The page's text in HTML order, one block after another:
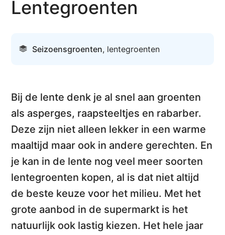
Lentegroenten
Seizoensgroenten, lentegroenten
Bij de lente denk je al snel aan groenten
als asperges, raapsteeltjes en rabarber.
Deze zijn niet alleen lekker in een warme
maaltijd maar ook in andere gerechten. En
je kan in de lente nogveel meer soorten
lentegroenten kopen, al is dat niet altijd
de beste keuze voor het milieu. Met het
grote aanbod in de supermarkt is het
natuurlijk ook lastig kiezen. Het hele jaar